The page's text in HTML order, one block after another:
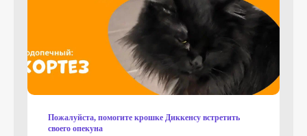
Пожалуйста, помогите крошке Диккенсу встретить
своего опекуна